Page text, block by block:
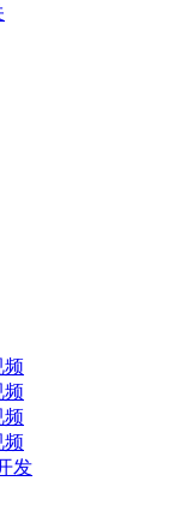
频
频
频
频
发